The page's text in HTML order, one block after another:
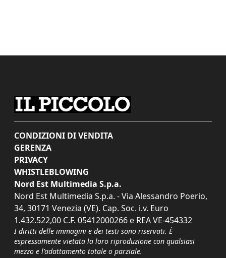
CONDIZIONI DI VENDITA
GERENZA
PRIVACY
WHISTLEBLOWING
Nord Est Multimedia S.p.a.
Nord Est Multimedia S.p.a. - Via Alessandro Poerio,
34, 30171 Venezia (VE). Cap. Soc. i.v. Euro
1.432.522,00 C.F. 05412000266 e REA VE-454332
I diritti delle immagini e dei testi sono riservati. È
espressamente vietata la loro riproduzione con qualsiasi
mezzo e l'adattamento totale o parziale.